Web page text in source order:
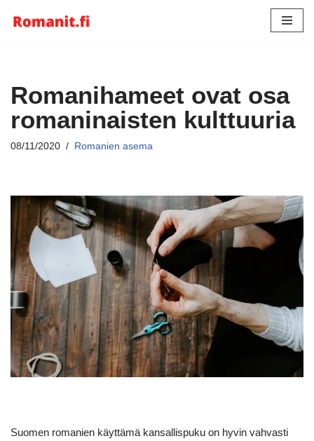
Romanihameet ovat osa
romaninaisten kulttuuria
08/11/2020 Romanien asema
Suomen romanien käyttämä kansallispuku on hyvin vahvasti